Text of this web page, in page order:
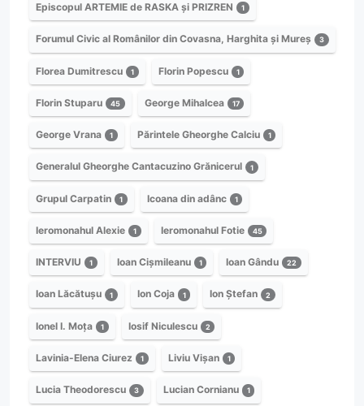
Episcopul ARTEMIE de RASKA și PRIZREN 1
Forumul Civic al Românilor din Covasna, Harghita și Mureș 3
Florea Dumitrescu 1 Florin Popescu 1
Florin Stuparu 45 George Mihalcea 17
George Vrana 1 Părintele Gheorghe Calciu 1
Generalul Gheorghe Cantacuzino Grănicerul 1
Grupul Carpatin 1 Icoana din adânc 1
Ieromonahul Alexie 1 Ieromonahul Fotie 45
INTERVIU 1 Ioan Cișmileanu 1 Ioan Gându 22
Ioan Lăcătușu 1 Ion Coja 1 Ion Ștefan 2
Ionel I. Moța 1 Iosif Niculescu 2
Lavinia-Elena Ciurez 1 Liviu Vișan 1
Lucia Theodorescu 3 Lucian Cornianu 1